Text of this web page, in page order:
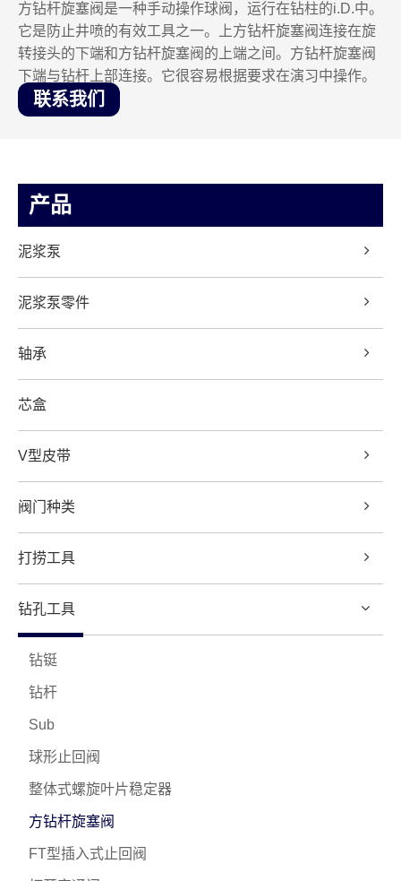
方钻杆旋塞阀是一种手动操作球阀，运行在钻柱的i.D.中。
它是防止井喷的有效工具之一。上方钻杆旋塞阀连接在旋
转接头的下端和方钻杆旋塞阀的上端之间。方钻杆旋塞阀
下端与钻杆上部连接。它很容易根据要求在演习中操作。
联系我们
产品
泥浆泵
泥浆泵零件
轴承
芯盒
V型皮带
阀门种类
打捞工具
钻孔工具
钻铤
钻杆
Sub
球形止回阀
整体式螺旋叶片稳定器
方钻杆旋塞阀
FT型插入式止回阀